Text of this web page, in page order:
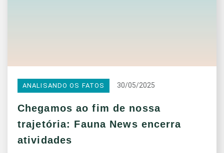
ANALISANDO OS FATOS 30/05/2025
Chegamos ao fim de nossa
trajetória: Fauna News encerra
atividades